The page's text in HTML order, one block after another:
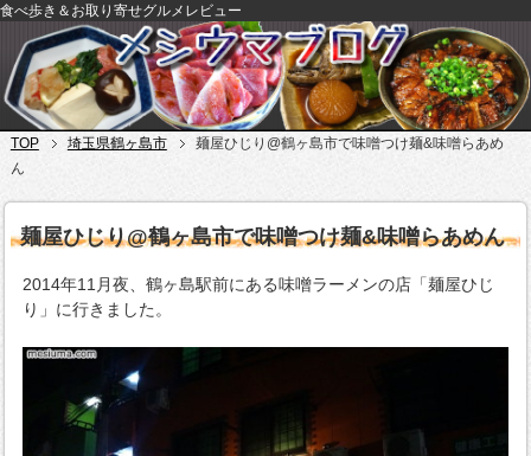
食べ歩き＆お取り寄せグルメレビュー
TOP 埼玉県鶴ヶ島市
麺屋ひじり@鶴ヶ島市で味噌つけ麺&味噌らあめ
ん
麺屋ひじり@鶴ヶ島市で味噌つけ麺&味噌らあめん
2014年11月夜、鶴ヶ島駅前にある味噌ラーメンの店「麺屋ひじ
り」に行きました。